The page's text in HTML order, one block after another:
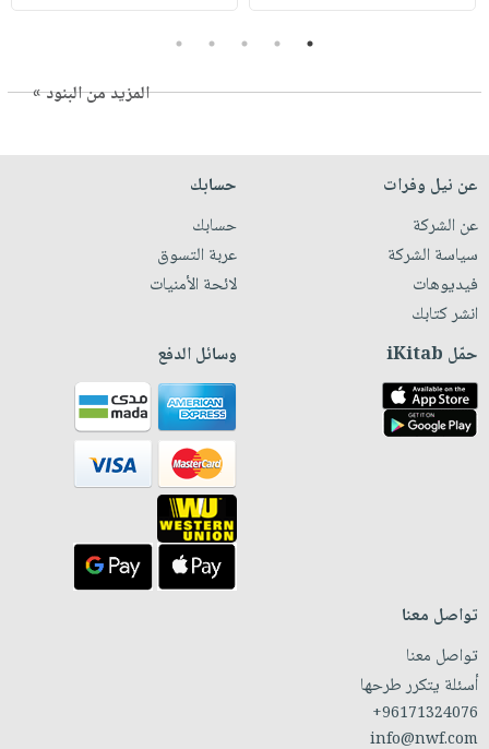
1
2
3
4
5
المزيد من البنود »
عن نيل وفرات
عن الشركة
سياسة الشركة
فيديوهات
انشر كتابك
حسابك
حسابك
عربة التسوق
لائحة الأمنيات
حمّل iKitab وسائل الدفع
تواصل معنا
تواصل معنا
أسئلة يتكرر طرحها
+96171324076
info@nwf.com